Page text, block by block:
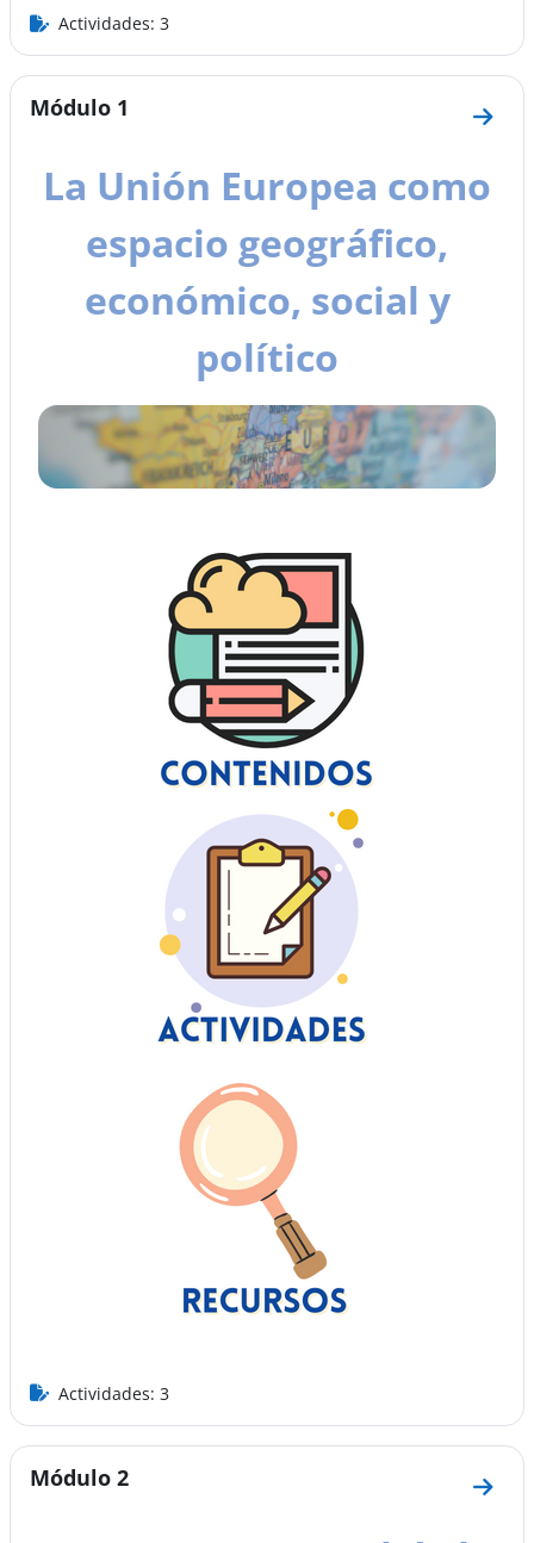
Actividades: 3
Módulo 1
Ir a
La Unión Europea como
espacio geográfico,
económico, social y
político
Actividades: 3
Módulo 2
Ir a